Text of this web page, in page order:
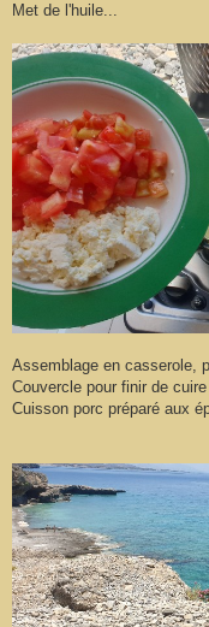
Met de l'huile...
Assemblage en casserole,
Couvercle pour finir de
Cuisson porc préparé aux